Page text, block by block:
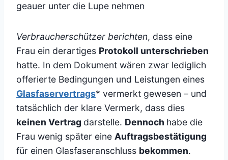
geauer unter die Lupe nehmen
Verbraucherschützer berichten, dass eine
Frau ein derartiges Protokoll unterschrieben
hatte. In dem Dokument wären zwar lediglich
offerierte Bedingungen und Leistungen eines
Glasfaservertrags* vermerkt gewesen – und
tatsächlich der klare Vermerk, dass dies
keinen Vertrag darstelle. Dennoch habe die
Frau wenig später eine Auftragsbestätigung
für einen Glasfaseranschluss bekommen.